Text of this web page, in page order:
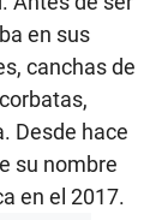
en sus
canchas de
Desde hace
su nombre
en el 2017.